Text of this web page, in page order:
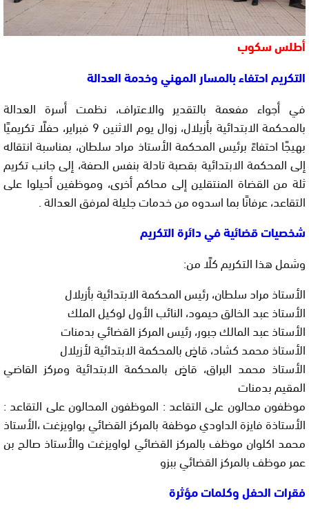
أطلس سكوب
التكريم احتفاء بالمسار المهني وخدمة العدالة
في أجواء مفعمة بالتقدير والاعتراف، نظمت أسرة العدالة
بالمحكمة الابتدائية بأزيلال، زوال يوم الاثنين 9 فبراير، حفلًا تكريميًا
بهيجًا احتفاءً برئيس المحكمة الأستاذ مراد سلطان، بمناسبة انتقاله
إلى المحكمة الابتدائية بقصبة تادلة بنفس الصفة، إلى جانب تكريم
ثلة من القضاة المنتقلين إلى محاكم أخرى، وموظفين أحيلوا على
التقاعد، عرفانًا بما اسدوه من خدمات جليلة لمرفق العدالة .
شخصيات قضائية في دائرة التكريم
وشمل هذا التكريم كلًا من:
الأستاذ مراد سلطان، رئيس المحكمة الابتدائية بأزيلال
الأستاذ عبد الخالق حيمود، النائب الأول لوكيل الملك
الأستاذ عبد المالك جبور، رئيس المركز القضائي بدمنات
الأستاذ محمد كشاد، قاضٍ بالمحكمة الابتدائية لأزيلال
الأستاذ محمد البراق، قاضٍ بالمحكمة الابتدائية ومركز القاضي
المقيم بدمنات
موظفون محالون على التقاعد : الموظفون المحالون على التقاعد :
الأستاذة فايزة الداودي موظفة بالمركز القضائي بواويزغت ،الأستاذ
محمد اكلوان موظف بالمركز القضائي لواويزغت والأستاذ صالح بن
عمر موظف بالمركز القضائي ببزو
فقرات الحفل وكلمات مؤثرة